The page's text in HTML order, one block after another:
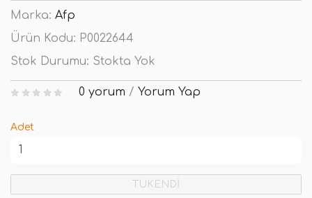
Marka: Afp
Ürün Kodu: P0022644
Stok Durumu: Stokta Yok
0 yorum / Yorum Yap
Adet
TÜKENDİ